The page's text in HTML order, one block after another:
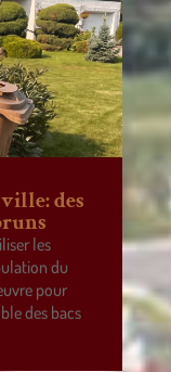
des
les
du
pour
des bacs